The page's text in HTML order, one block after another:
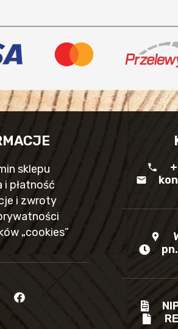
sklepu
i płatność
i zwroty
„cookies”
phone
mail
location_pin